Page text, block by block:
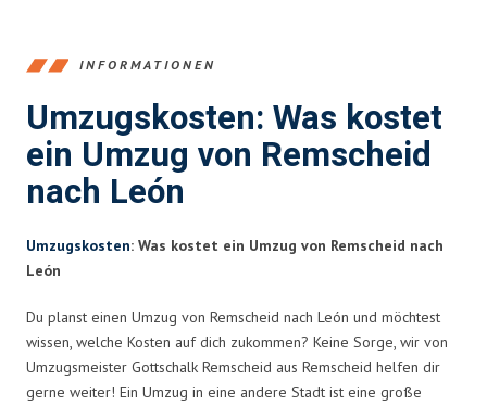
INFORMATIONEN
Umzugskosten: Was kostet
ein Umzug von Remscheid
nach León
Umzugskosten: Was kostet ein Umzug von Remscheid nach
León
Du planst einen Umzug von Remscheid nach León und möchtest
wissen, welche Kosten auf dich zukommen? Keine Sorge, wir von
Umzugsmeister Gottschalk Remscheid aus Remscheid helfen dir
gerne weiter! Ein Umzug in eine andere Stadt ist eine große